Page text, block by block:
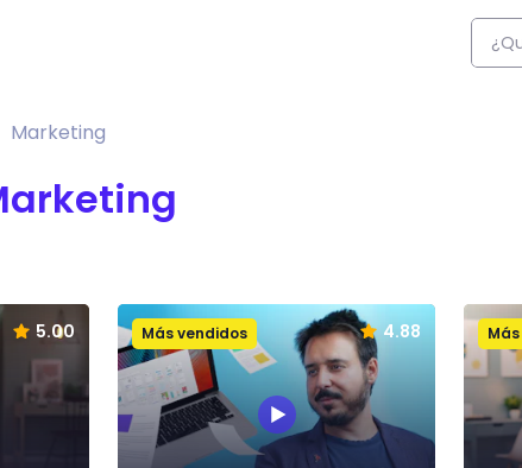
Marketing
5.00 Más vendidos 4.88